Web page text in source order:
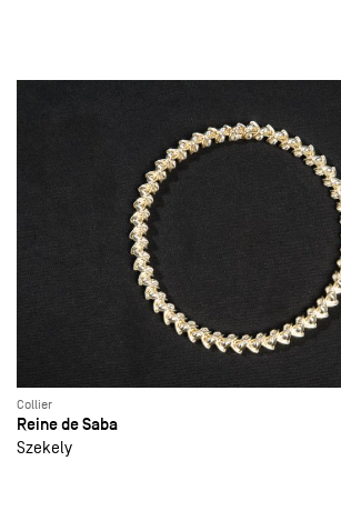
Collier
Reine de Saba
Szekely